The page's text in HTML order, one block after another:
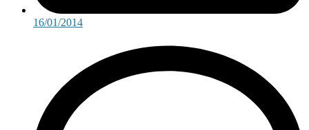
16/01/2014